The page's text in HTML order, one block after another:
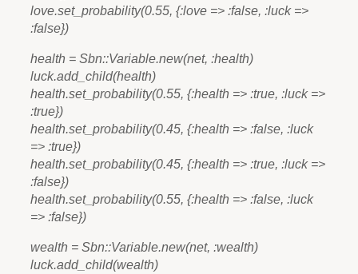
love.set_probability(0.55, {:love => :false, :luck =>
:false})
health = Sbn::Variable.new(net, :health)
luck.add_child(health)
health.set_probability(0.55, {:health => :true, :luck =>
:true})
health.set_probability(0.45, {:health => :false, :luck
=> :true})
health.set_probability(0.45, {:health => :true, :luck =>
:false})
health.set_probability(0.55, {:health => :false, :luck
=> :false})
wealth = Sbn::Variable.new(net, :wealth)
luck.add_child(wealth)